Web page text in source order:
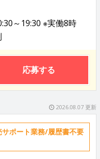
～19:30 ※実働8時
応募する
2026.08.07 更新
ポート業務/履歴書不要